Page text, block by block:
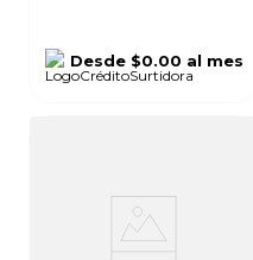
Desde$0.00 al mes